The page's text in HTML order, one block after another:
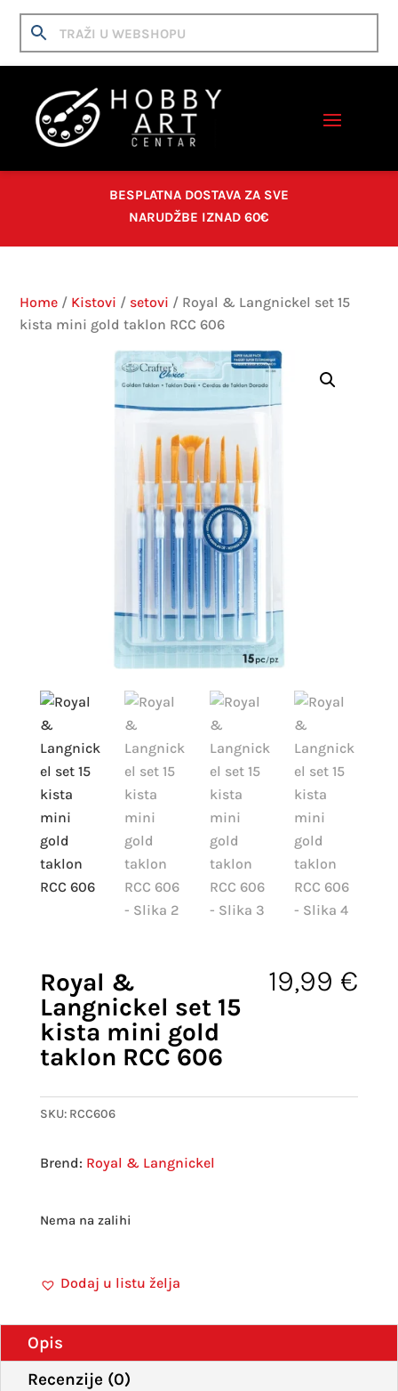
BESPLATNA DOSTAVA ZA SVE
NARUDŽBE IZNAD 60€
Home / Kistovi / setovi / Royal & Langnickel set 15
kista mini gold taklon RCC 606
Royal &
Langnickel set 15
kista mini gold
taklon RCC 606
19,99 €
SKU: RCC606
Royal & Langnickel
Nema na zalihi
Dodaj u listu želja
Opis
Recenzije (0)